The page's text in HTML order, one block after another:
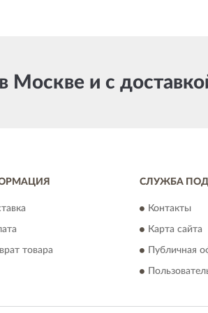
и с
товара
СЛУЖБА
Контакты
Карта сайта
Публичная